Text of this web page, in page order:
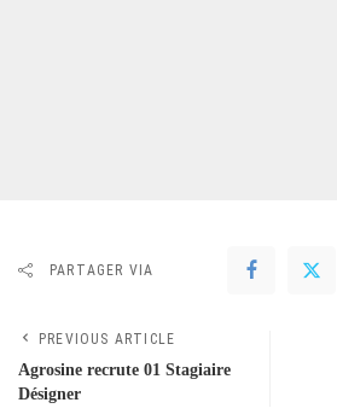
PARTAGER VIA
PREVIOUS ARTICLE
Agrosine recrute 01 Stagiaire
Désigner